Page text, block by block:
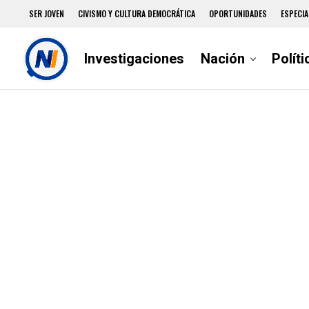
SER JOVEN CIVISMO Y CULTURA DEMOCRÁTICA OPORTUNIDADES
Investigaciones Nación